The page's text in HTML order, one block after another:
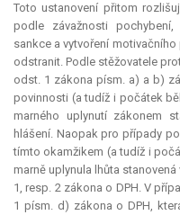
Toto ustanovení přitom
podle závažnosti
sankce a vytvoření
odstranit. Podle stěžovatele
odst. 1 zákona písm. a) a b)
povinnosti (a tudíž i počátek
marného uplynutí zákonem
hlášení. Naopak pro případy
tímto okamžikem (a tudíž i
marně uplynula lhůta
1, resp. 2 zákona o DPH. V
1 písm. d) zákona o DPH,